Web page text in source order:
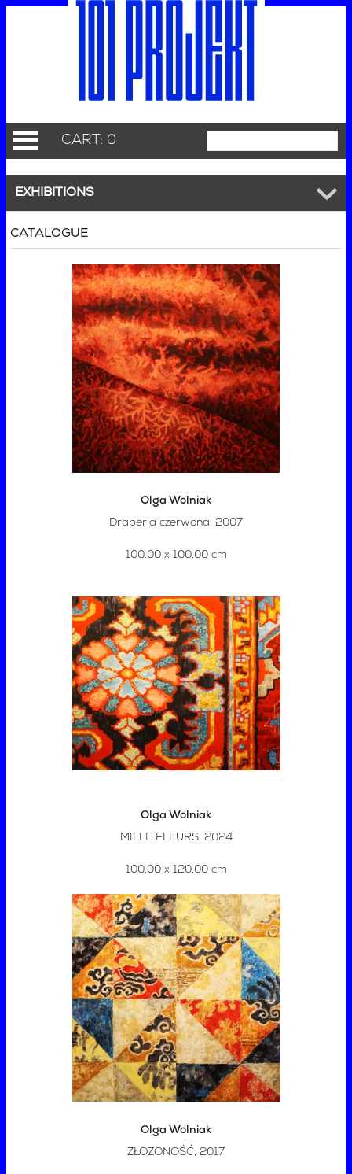
CART: 0
EXHIBITIONS
CATALOGUE
Olga Wolniak
Draperia czerwona, 2007
100.00 x 100.00 cm
Olga Wolniak
MILLE FLEURS, 2024
100.00 x 120.00 cm
Olga Wolniak
ZŁOŻONOŚĆ, 2017